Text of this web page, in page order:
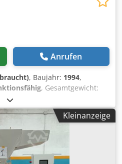
Anrufen
, Baujahr: 1994,
, Gesamtgewicht:
mm
Austragungsschnecke, Ideal
vorhanden, 15 mm + 20
wurde erneuert,
außer Betrieb, getestet
Agrjrf
Kleinanzeige